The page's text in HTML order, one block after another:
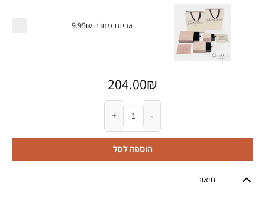
אריזת מתנה 9.95₪
204.00₪
כמות של צמיד בר עם חריטה אישית בפונט כתב
הוספה לסל
תיאור